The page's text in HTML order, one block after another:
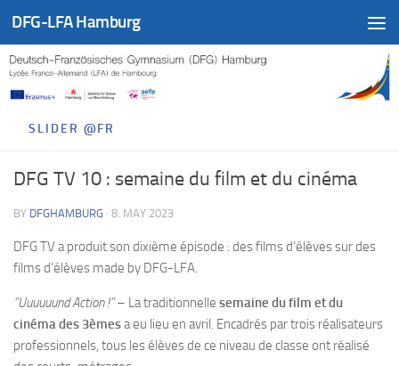
Skip to content
DFG-LFA Hamburg
SLIDER @FR
DFG TV 10 : semaine du film et du cinéma
BY DFGHAMBURG · 8. MAY 2023
DFG TV a produit son dixième épisode : des films d’élèves sur des
films d’élèves made by DFG-LFA.
“Uuuuuund Action !”– La traditionnelle semaine du film et du
cinéma des 3èmesa eu lieu en avril. Encadrés par trois réalisateurs
professionnels, tous les élèves de ce niveau de classe ont réalisé